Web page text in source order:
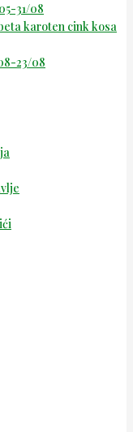
31/08
karoten cink kosa
23/08